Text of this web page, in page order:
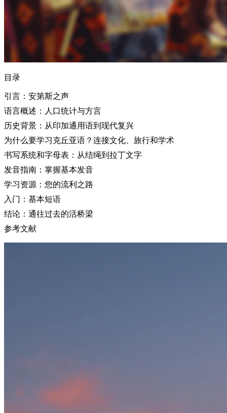
目录
引言：安第斯之声
语言概述：人口统计与方言
历史背景：从印加通用语到现代复兴
为什么要学习克丘亚语？连接文化、旅行和学术
书写系统和字母表：从结绳到拉丁文字
发音指南：掌握基本发音
学习资源：您的流利之路
入门：基本短语
结论：通往过去的活桥梁
参考文献